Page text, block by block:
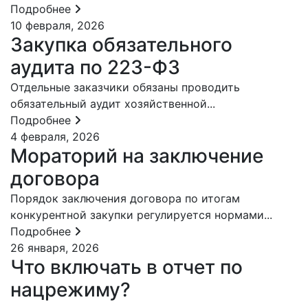
Подробнее
10 февраля, 2026
Закупка обязательного
аудита по 223-ФЗ
Отдельные заказчики обязаны проводить
обязательный аудит хозяйственной...
Подробнее
4 февраля, 2026
Мораторий на заключение
договора
Порядок заключения договора по итогам
конкурентной закупки регулируется нормами...
Подробнее
26 января, 2026
Что включать в отчет по
нацрежиму?